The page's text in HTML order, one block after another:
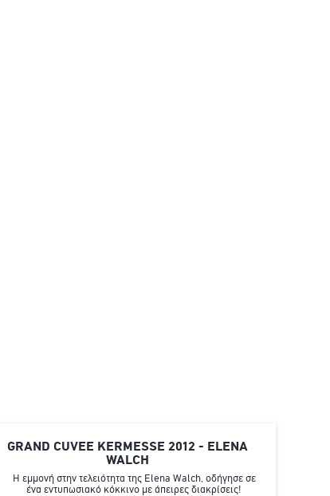
GRAND CUVEE KERMESSE 2012 - ELENA
WALCH
Η εμμονή στην τελειότητα της Elena Walch, οδήγησε σε
ένα εντυπωσιακό κόκκινο με άπειρες διακρίσεις!